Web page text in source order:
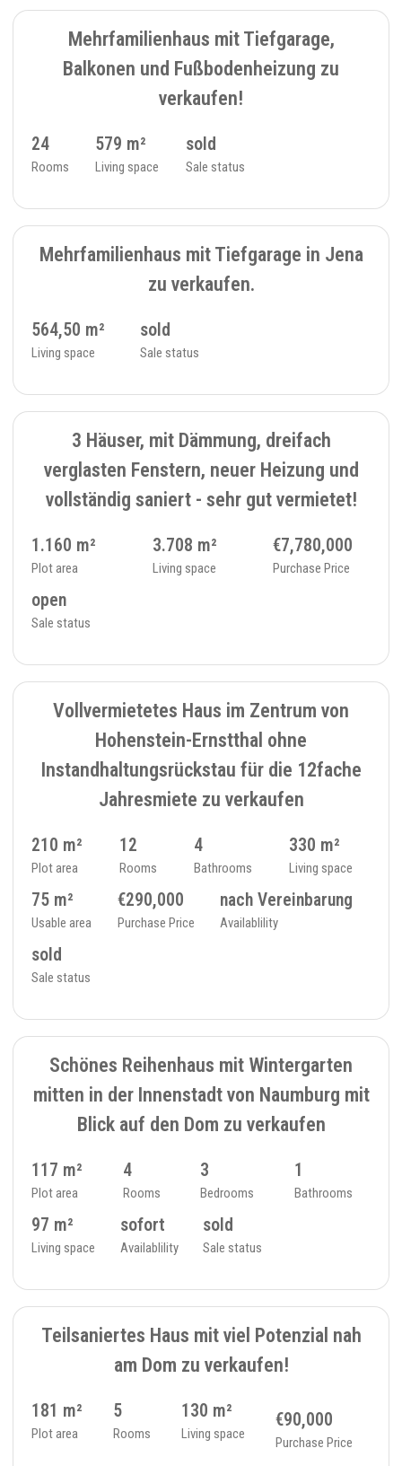
Mehrfamilienhaus mit Tiefgarage,
Balkonen und Fußbodenheizung zu
verkaufen!
24
Rooms
579 m²
Living space
sold
Sale status
SOLD
3 MULTI-FAMILY HOUSE - 121
Mehrfamilienhaus mit Tiefgarage in Jena
zu verkaufen.
564,50 m²
Living space
sold
Sale status
4 MULTI-FAMILY HOUSE - 392
3 Häuser, mit Dämmung, dreifach
verglasten Fenstern, neuer Heizung und
vollständig saniert - sehr gut vermietet!
1.160 m²
Plot area
3.708 m²
Living space
€7,780,000
Purchase Price
open
Sale status
SOLD
6 MULTI-FAMILY HOUSE - 391
Vollvermietetes Haus im Zentrum von
Hohenstein-Ernstthal ohne
Instandhaltungsrückstau für die 12fache
Jahresmiete zu verkaufen
210 m²
Plot area
12
Rooms
4
Bathrooms
330 m²
Living space
75 m²
Usable area
€290,000
Purchase Price
nach Vereinbarung
Availablility
sold
Sale status
SOLD
7 TERRACE HOUSE - 388
Schönes Reihenhaus mit Wintergarten
mitten in der Innenstadt von Naumburg mit
Blick auf den Dom zu verkaufen
117 m²
Plot area
4
Rooms
3
Bedrooms
1
Bathrooms
97 m²
Living space
sofort
Availablility
sold
Sale status
4 SINGLE FAMILY HOUSE - 384
Teilsaniertes Haus mit viel Potenzial nah
am Dom zu verkaufen!
181 m²
Plot area
5
Rooms
130 m²
Living space
€90,000
Purchase Price